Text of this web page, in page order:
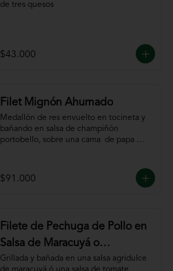
de tres quesos
$43.000
Filet Mignón Ahumado
Medallón de res envuelto en tocineta y
bañando en salsa de champiñón
portobello, sobre una cama  de papa
$91.000
Filete de Pechuga de Pollo en
Salsa de Maracuyá o
Pomodoro
Grillada y bañada en una salsa agridulce